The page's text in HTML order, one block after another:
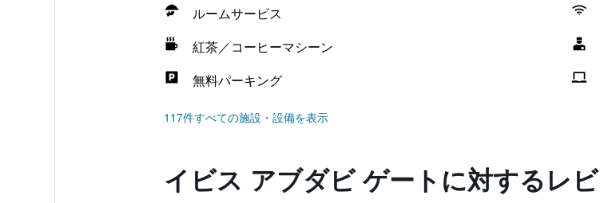
ルームサービス
紅茶／コーヒーマシーン
無料パーキング
117件すべての施設・設備を表示
イビス アブダビ ゲートに対するレ